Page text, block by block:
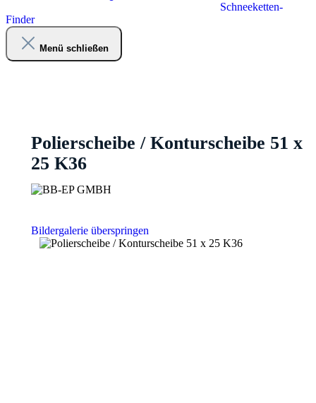
Schneeketten-
Finder
Menü schließen
Polierscheibe / Konturscheibe 51 x
25 K36
Bildergalerie überspringen